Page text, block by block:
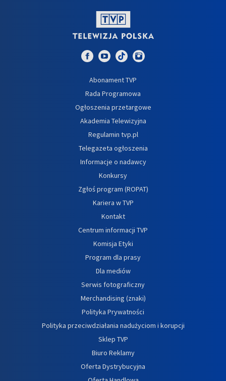
Abonament TVP
Rada Programowa
Ogłoszenia przetargowe
Akademia Telewizyjna
Regulamin tvp.pl
Telegazeta ogłoszenia
Informacje o nadawcy
Konkursy
Zgłoś program (ROPAT)
Kariera w TVP
Kontakt
Centrum informacji TVP
Komisja Etyki
Program dla prasy
Dla mediów
Serwis fotograficzny
Merchandising (znaki)
Polityka Prywatności
Polityka przeciwdziałania nadużyciom i korupcji
Sklep TVP
Biuro Reklamy
Oferta Dystrybucyjna